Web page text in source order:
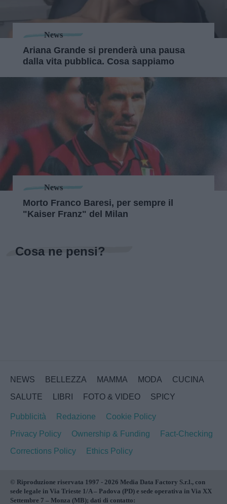
News
Ariana Grande si prenderà una pausa
dalla vita pubblica. Cosa sappiamo
News
Morto Franco Baresi, per sempre il
"Kaiser Franz" del Milan
Cosa ne pensi?
NEWS BELLEZZA MAMMA MODA
CUCINA
SALUTE
LIBRI FOTO & VIDEO SPICY
Pubblicità Redazione
Cookie Policy
Privacy Policy
Ownership & Funding
Fact-Checking
Corrections Policy
Ethics Policy
© Riproduzione riservata 1997 - 2026 Media Data Factory S.r.l., con
sede legale in Via Trieste 1/A – Padova (PD) e sede operativa in Via XX
Settembre 7 – Monza (MB); dati di contatto: